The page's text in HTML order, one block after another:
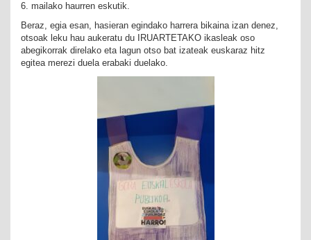
6. mailako haurren eskutik.
Beraz, egia esan, hasieran egindako harrera bikaina izan denez,
otsoak leku hau aukeratu du IRUARTETAKO ikasleak oso
abegikorrak direlako eta lagun otso bat izateak euskaraz hitz
egitea merezi duela erabaki duelako.